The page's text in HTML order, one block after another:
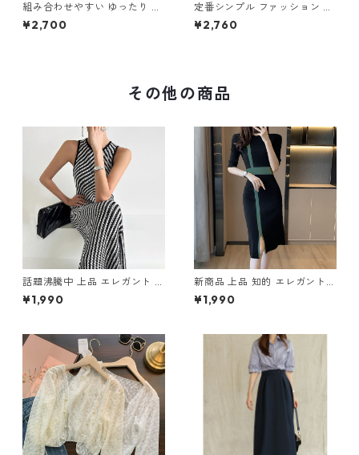
組み合わせやすい ゆったり キ
ュロットスカート パンツ m-7
63
¥2,700
定番シンプル ファッション 半
袖 バックリボン 6色展開ワン
ピース m-734
¥2,760
その他の商品
話題沸騰中 上品 エレガント ノ
ースリーブ ニットワンピース
m-268
¥1,990
新商品 上品 知的 エレガント
切り替え ニットワンピース m
-266
¥1,990